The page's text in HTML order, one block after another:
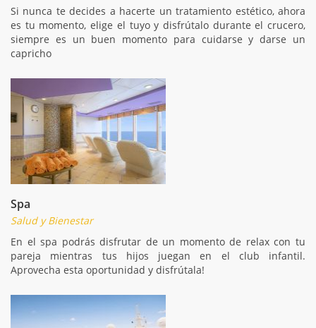
Si nunca te decides a hacerte un tratamiento estético, ahora
es tu momento, elige el tuyo y disfrútalo durante el crucero,
siempre es un buen momento para cuidarse y darse un
capricho
Spa
Salud y Bienestar
En el spa podrás disfrutar de un momento de relax con tu
pareja mientras tus hijos juegan en el club infantil.
Aprovecha esta oportunidad y disfrútala!